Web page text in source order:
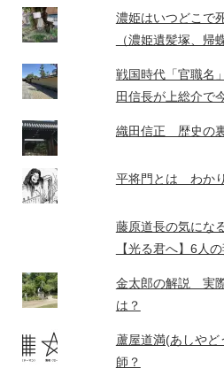
濃姫はいつどこで
（濃姫遺髪塚、帰
戦国時代「官職名
田信長が上総介で
織田信正 歴史の
平将門とは わか
藤原道長の気にな
【光る君へ】6人
金太郎の解説 実
は？
蘆屋道満(あしや
師？